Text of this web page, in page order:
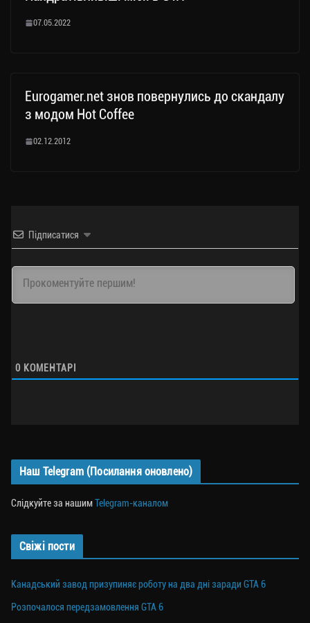
07.05.2022
Eurogamer.net знов повернулись до скандалу
з модом Hot Coffee
02.12.2012
Підписатися
0 КОМЕНТАРІ
Наш Telegram (Посилання оновлено)
Слідкуйте за нашимTelegram-каналом
Свіжі пости
Канадський завод призупиняє роботу на два дні заради GTA 6
Розпочалося передзамовлення GTA 6